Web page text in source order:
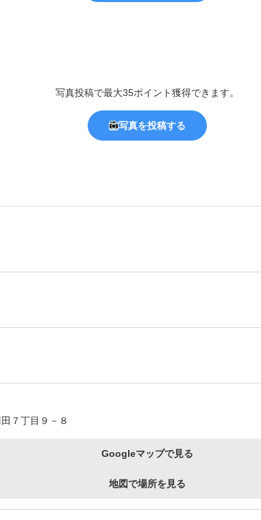
写真投稿で最大35ポイント獲得できます。
写真を投稿する
７丁目９－８
Googleマップで見る
地図で場所を見る